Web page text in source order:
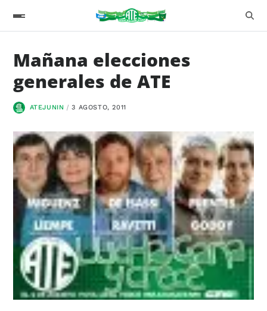
Mañana elecciones
generales de ATE
ATEJUNIN 3 AGOSTO, 2011